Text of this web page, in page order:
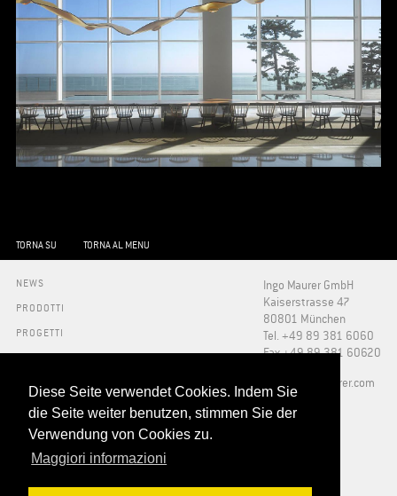
Diese Seite verwendet Cookies. Indem Sie
die Seite weiter benutzen, stimmen Sie der
Verwendung von Cookies zu.
Maggiori informazioni
TORNA SU TORNA AL MENU
NEWS
PRODOTTI
PROGETTI
SU DI NOI
SHOWROOMS
FAQ
NEGOZI
CONTATTI
Ingo Maurer GmbH
Kaiserstrasse 47
80801 München
Tel. +49 89 381 6060
Fax +49 89 381 60620
​info@ingo-maurer.com